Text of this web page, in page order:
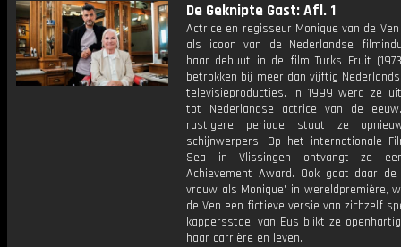
De Geknipte Gast: Afl. 1
Actrice en regisseur Monique van de
als icoon van de Nederlandse
haar debuut in de film Turks Fruit
betrokken bij meer dan vijftig
televisieproducties. In 1999 werd ze
tot Nederlandse actrice van de
rustigere periode staat ze
schijnwerpers. Op het internationale
Sea in Vlissingen ontvangt ze
Achievement Award. Ook gaat daar
vrouw als Monique' in wereldpremière,
de Ven een fictieve versie van zichzelf
kappersstoel van Eus blikt ze
haar carrière en leven.